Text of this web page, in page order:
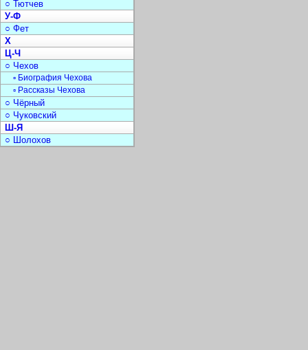
○ Тютчев
У-Ф
○ Фет
Х
Ц-Ч
○ Чехов
▫ Биография Чехова
▫ Рассказы Чехова
○ Чёрный
○ Чуковский
Ш-Я
○ Шолохов